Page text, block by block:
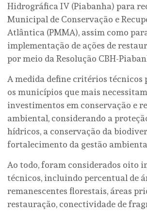
Hidrográfica IV (Piabanha) para
Municipal de Conservação e
Atlântica (PMMA), assim como
implementação de ações de
por meio da Resolução CBH-
A medida define critérios
os municípios que mais
investimentos em conservação e
ambiental, considerando a
hídricos, a conservação da
fortalecimento da gestão
Ao todo, foram considerados oito
técnicos, incluindo percentual de
remanescentes florestais, áreas
restauração, conectividade de